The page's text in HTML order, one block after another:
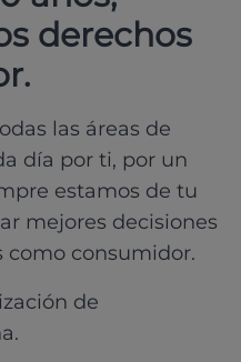
derechos
las áreas de
día por ti, por un
estamos de tu
mejores decisiones
como consumidor.
de